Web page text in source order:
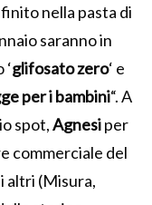
nella pasta di
saranno in
glifosato zero‘ e
per i bambini“. A
spot,Agnesiper
commerciale del
altri (Misura,